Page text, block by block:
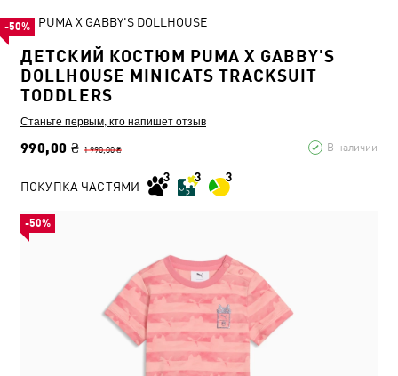
PUMA X GABBY'S DOLLHOUSE
ДЕТСКИЙ КОСТЮМ PUMA X GABBY'S
DOLLHOUSE MINICATS TRACKSUIT
TODDLERS
Станьте первым, кто напишет отзыв
990,00 ₴ 1 990,00 ₴ В наличии
-50%
ПОКУПКА ЧАСТЯМИ
-50%